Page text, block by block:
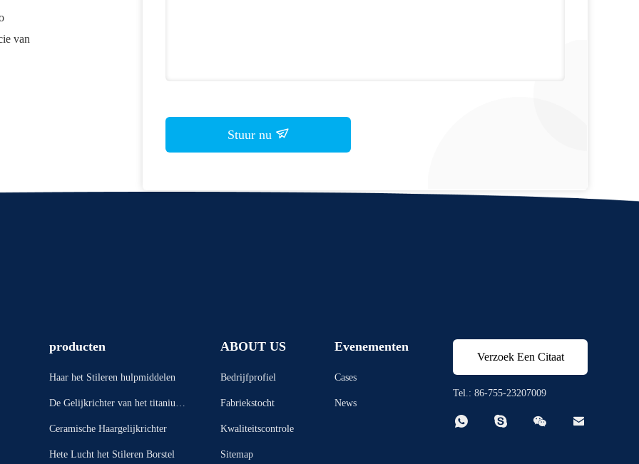
van
Stuur nu
producten
Haar het Stileren hulpmiddelen
De Gelijkrichter van het titaniumh
Ceramische Haargelijkrichter
Hete Lucht het Stileren Borstel
ABOUT US
Bedrijfprofiel
Fabriekstocht
Kwaliteitscontrole
Sitemap
Evenementen
Cases
News
Verzoek Een Citaat
Tel.: 86-755-23207009
   